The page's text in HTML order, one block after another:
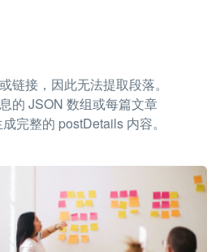
链接，因此无法提取段落。
的 JSON 数组或每篇文章
完整的 postDetails 内容。